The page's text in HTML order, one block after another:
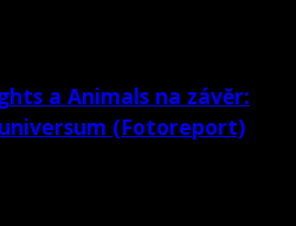
a Animals na závěr:
(Fotoreport)